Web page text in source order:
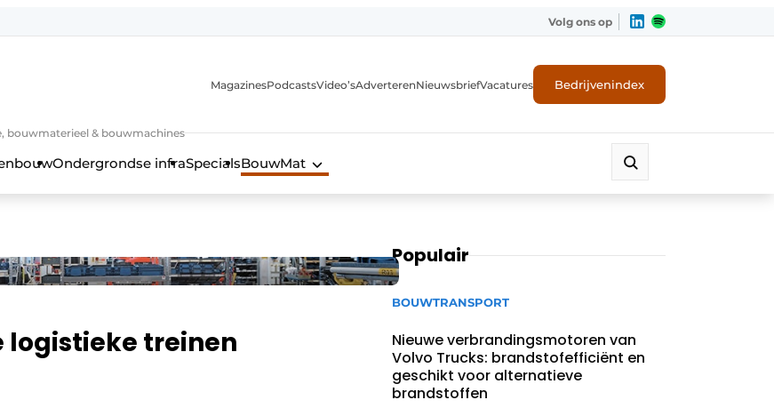
Volg ons op
bouwmaterieel & bouwmachines
MagazinesPodcastsVideo’sAdverterenNieuwsbriefVacatures Bedrijvenindex
Ondergrondse infraSpecialsBouwMat
logistieke treinen
Populair
BOUWTRANSPORT
Nieuwe verbrandingsmotoren van
Volvo Trucks: brandstofefficiënt en
geschikt voor alternatieve
brandstoffen